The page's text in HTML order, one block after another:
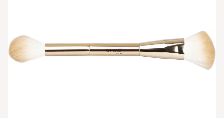
Avaa tuotekuva suurennettuna